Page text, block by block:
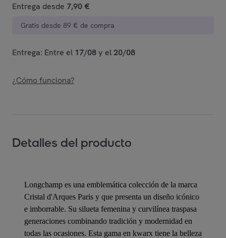
Entrega desde 7,90 €
Gratis desde 89 € de compra
Entrega: Entre el 17/08y el 20/08
¿Cómo funciona?
Detalles del producto
Longchamp es una emblemática colección de la marca
Cristal d'Arques Paris y que presenta un diseño icónico
e imborrable. Su silueta femenina y curvilínea traspasa
generaciones combinando tradición y modernidad en
todas las ocasiones. Esta gama en kwarx tiene la belleza